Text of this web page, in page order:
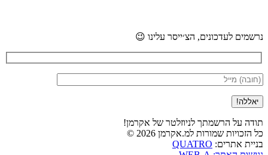
נרשמים לעדכונים, הצ׳ייסר עלינו 😉
תודה על הרשמתך לניוזלטר של אקרמן!
כל הזכויות שמורות למ.אקרמן 2026 ©
בניית אתרים: QUATRO